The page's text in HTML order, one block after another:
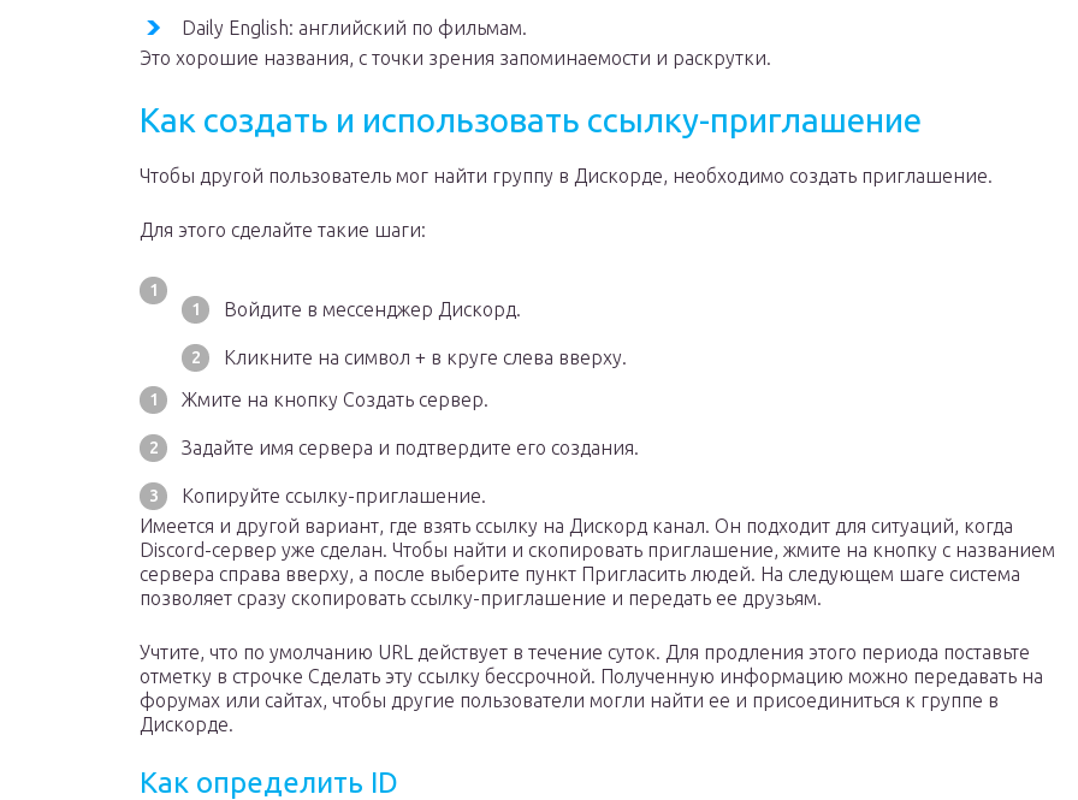
Daily English: английский по фильмам.
Это хорошие названия, с точки зрения запоминаемости и раскрутки.
Как создать и использовать ссылку-приглашение
Чтобы другой пользователь мог найти группу в Дискорде, необходимо создать приглашение.
Для этого сделайте такие шаги:
Войдите в мессенджер Дискорд.
Кликните на символ + в круге слева вверху.
Жмите на кнопку Создать сервер.
Задайте имя сервера и подтвердите его создания.
Копируйте ссылку-приглашение.
Имеется и другой вариант, где взять ссылку на Дискорд канал. Он подходит для ситуаций, когда
Discord-сервер уже сделан. Чтобы найти и скопировать приглашение, жмите на кнопку с названием
сервера справа вверху, а после выберите пункт Пригласить людей. На следующем шаге система
позволяет сразу скопировать ссылку-приглашение и передать ее друзьям.
Учтите, что по умолчанию URL действует в течение суток. Для продления этого периода поставьте
отметку в строчке Сделать эту ссылку бессрочной. Полученную информацию можно передавать на
форумах или сайтах, чтобы другие пользователи могли найти ее и присоединиться к группе в
Дискорде.
Как определить ID